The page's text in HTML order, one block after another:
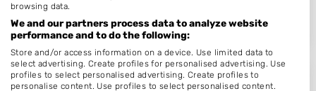
Pedicure- en Nagelstudio bij Ta..
browsing data.
We and our partners process data to analyze website
performance and to do the following:
Store and/or access information on a device. Use limited data to
select advertising. Create profiles for personalised advertising. Use
profiles to select personalised advertising. Create profiles to
personalise content. Use profiles to select personalised content.